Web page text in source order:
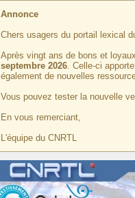
Annonce
Chers usagers du portail lexical
Après vingt ans de bons et
septembre 2026. Celle-ci
également de nouvelles
Vous pouvez tester la nouvelle
En vous remerciant,
L'équipe du CNRTL